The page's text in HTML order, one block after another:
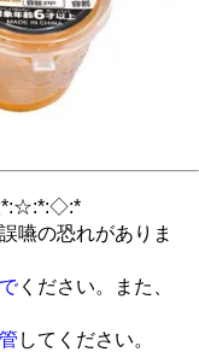
*:☆:*:◇:*
嚥の恐れがありま
ください。また、
してください。